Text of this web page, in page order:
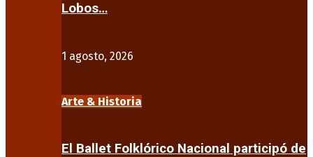
Lobos…
1 agosto, 2026
Arte & Historia
El Ballet Folklórico Nacional participó de